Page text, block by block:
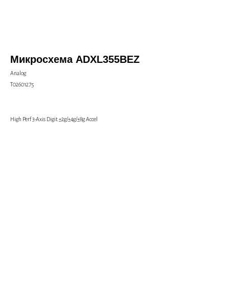
Микросхема ADXL355BEZ
Analog
Т02601275
High Perf 3-Axis Digit ±2g/±4g/±8g Accel